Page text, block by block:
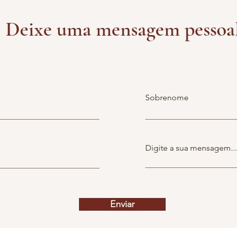
Deixe uma mensagem
Sobrenome
Digite a sua mensagem...
Enviar